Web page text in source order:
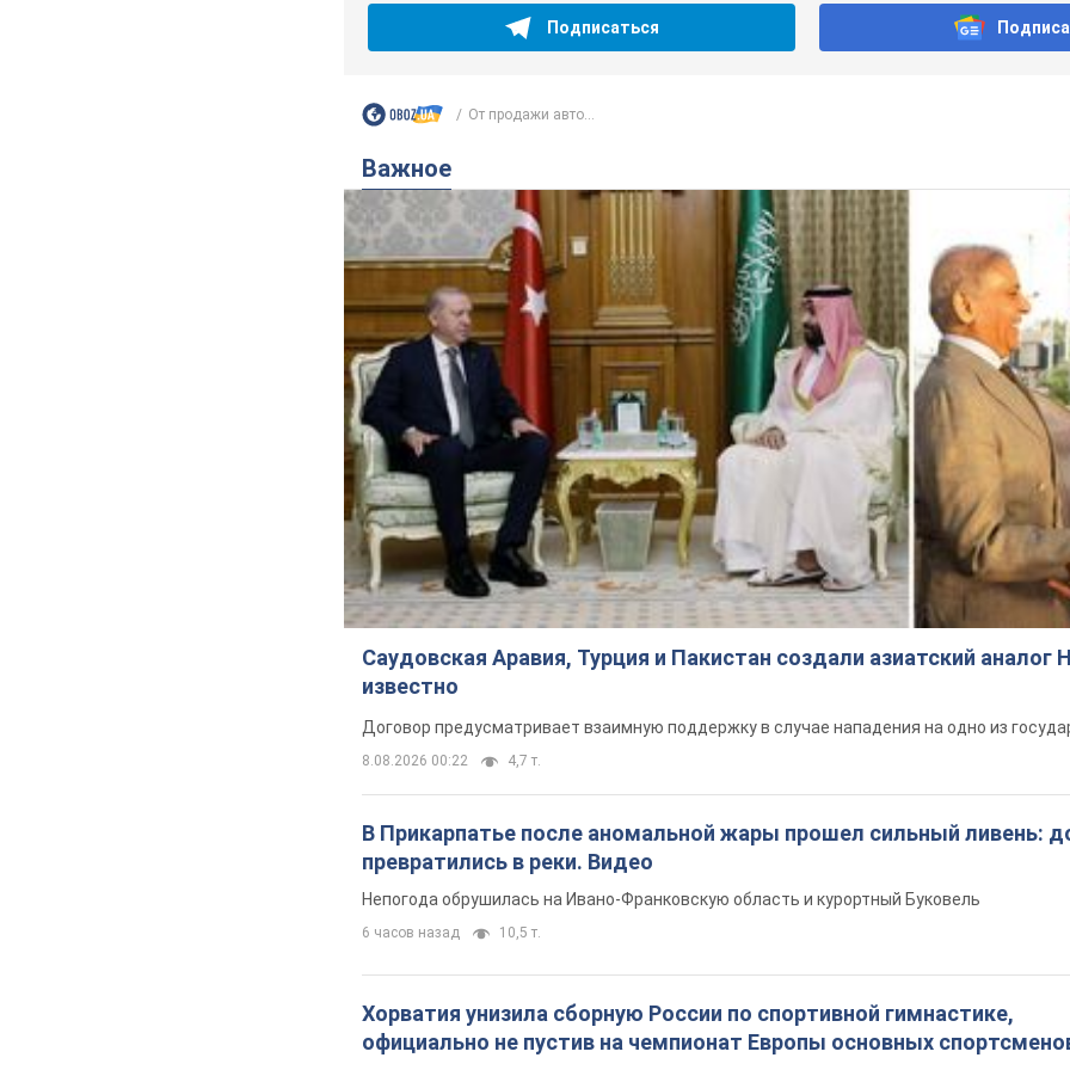
Подписаться
От продажи авто...
Важное
Саудовская Аравия, Турция и Пакистан создали азиатский аналог
известно
Договор предусматривает взаимную поддержку в случае нападения на одно из
8.08.2026 00:22 4,7 т.
В Прикарпатье после аномальной жары прошел сильный ливень:
превратились в реки. Видео
Непогода обрушилась на Ивано-Франковскую область и курортный Буковель
6 часов назад 10,5 т.
Хорватия унизила сборную России по спортивной гимнастике,
официально не пустив на чемпионат Европы основных